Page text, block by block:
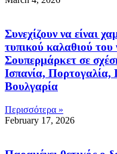
Συνεχίζουν να είναι
τυπικού καλαθιού
Σουπερμάρκετ σε
Ισπανία, Πορτογαλία,
Βουλγαρία
Περισσότερα »
February 17, 2026